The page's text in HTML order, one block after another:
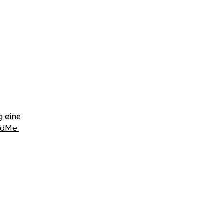
die
eine